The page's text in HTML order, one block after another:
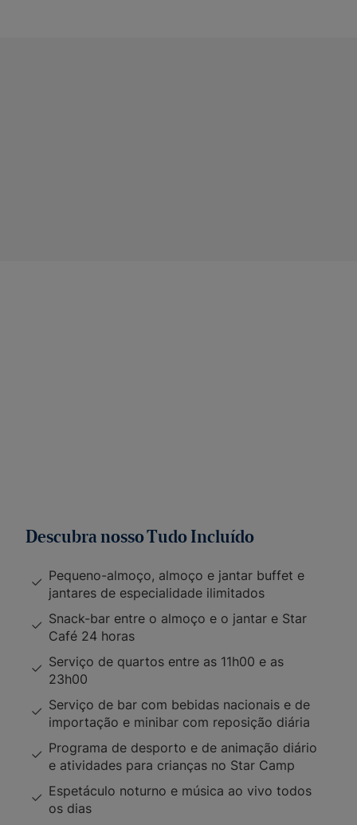
Descubra nosso Tudo Incluído
Pequeno-almoço, almoço e jantar buffet e
jantares de especialidade ilimitados
Snack-bar entre o almoço e o jantar e Star
Café 24 horas
Serviço de quartos entre as 11h00 e as
23h00
Serviço de bar com bebidas nacionais e de
importação e minibar com reposição diária
Programa de desporto e de animação diário
e atividades para crianças no Star Camp
Espetáculo noturno e música ao vivo todos
os dias